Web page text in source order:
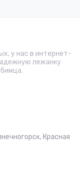
у нас в интернет-
лежанку
Красная